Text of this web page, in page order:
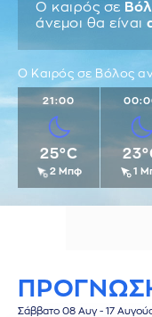
Ο καιρός σε
άνεμοι θα είναι
Ο Καιρός σε Βόλος
21:00
25°C
2 Μπφ 1
Σάββατο 08 Αυγ - 17